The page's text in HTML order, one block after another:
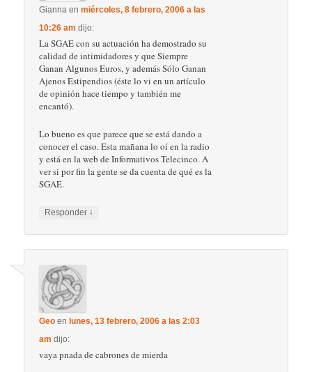
Gianna enmiércoles, 8 febrero, 2006 a las
10:26 am dijo:
La SGAE con su actuación ha demostrado su
calidad de intimidadores y que Siempre
Ganan Algunos Euros, y además Sólo Ganan
Ajenos Estipendios (éste lo vi en un artículo
de opinión hace tiempo y también me
encantó).
Lo bueno es que parece que se está dando a
conocer el caso. Esta mañana lo oí en la radio
y está en la web de Informativos Telecinco. A
ver si por fin la gente se da cuenta de qué es la
SGAE.
Responder ↓
Geo en lunes, 13 febrero, 2006 a las 2:03
am dijo:
vaya pnada de cabrones de mierda